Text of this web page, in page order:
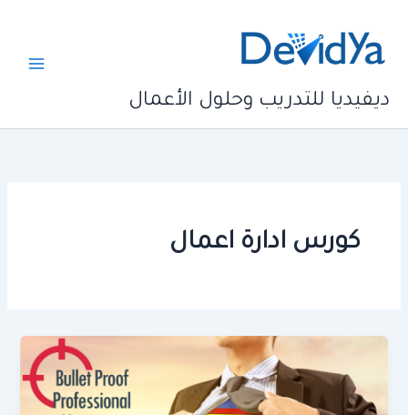
المحتوى
ديفيديا للتدريب وحلول الأعمال
كورس ادارة اعمال